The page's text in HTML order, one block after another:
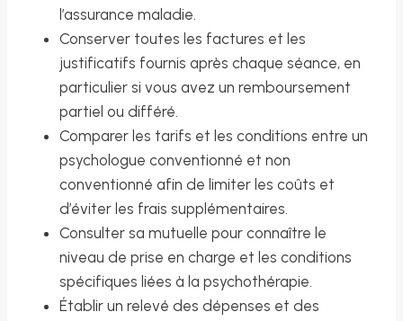
l’assurance maladie.
Conserver toutes les factures et les
justificatifs fournis après chaque séance, en
particulier si vous avez un remboursement
partiel ou différé.
Comparer les tarifs et les conditions entre un
psychologue conventionné et non
conventionné afin de limiter les coûts et
d’éviter les frais supplémentaires.
Consulter sa mutuelle pour connaître le
niveau de prise en charge et les conditions
spécifiques liées à la psychothérapie.
Établir un relevé des dépenses et des